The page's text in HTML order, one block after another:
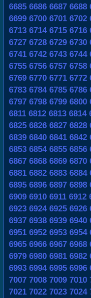
6685 6686 6687 6688
6699 6700 6701 6702
6713 6714 6715 6716
6727 6728 6729 6730
6741 6742 6743 6744
6755 6756 6757 6758
6769 6770 6771 6772
6783 6784 6785 6786
6797 6798 6799 6800
6811 6812 6813 6814
6825 6826 6827 6828
6839 6840 6841 6842
6853 6854 6855 6856
6867 6868 6869 6870
6881 6882 6883 6884
6895 6896 6897 6898
6909 6910 6911 6912
6923 6924 6925 6926
6937 6938 6939 6940
6951 6952 6953 6954
6965 6966 6967 6968
6979 6980 6981 6982
6993 6994 6995 6996
7007 7008 7009 7010
7021 7022 7023 7024